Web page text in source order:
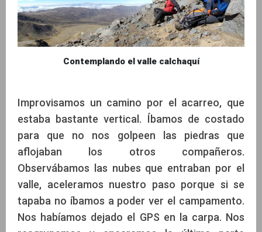
Contemplando el valle calchaquí
Improvisamos un camino por el acarreo, que
estaba bastante vertical. Íbamos de costado
para que no nos golpeen las piedras que
aflojaban los otros compañeros.
Observábamos las nubes que entraban por el
valle, aceleramos nuestro paso porque si se
tapaba no íbamos a poder ver el campamento.
Nos habíamos dejado el GPS en la carpa. Nos